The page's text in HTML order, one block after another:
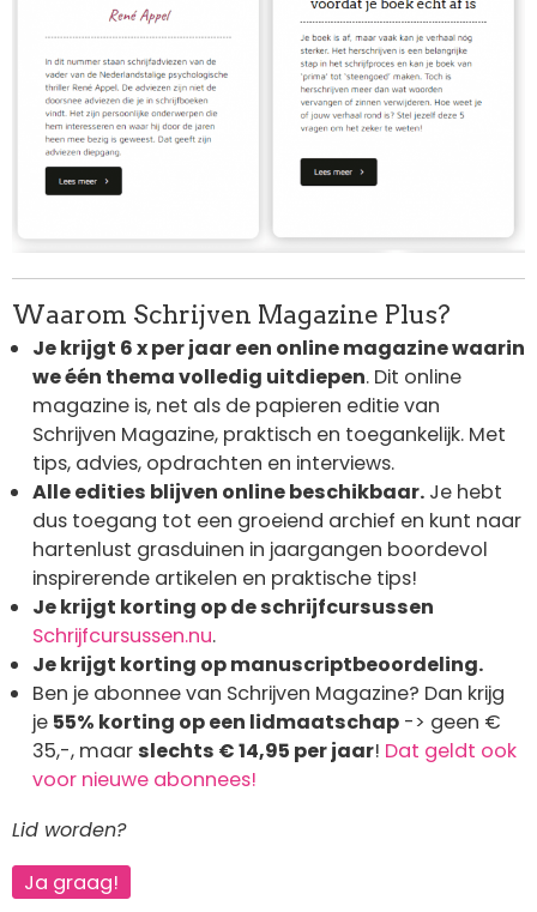
Waarom Schrijven Magazine Plus?
Je krijgt 6 x per jaar een online magazine waarin
we één thema volledig uitdiepen. Dit online
magazine is, net als de papieren editie van
Schrijven Magazine, praktisch en toegankelijk. Met
tips, advies, opdrachten en interviews.
Alle edities blijven online beschikbaar.Je hebt
dus toegang tot een groeiend archief en kunt naar
hartenlust grasduinen in jaargangen boordevol
inspirerende artikelen en praktische tips!
Je krijgt korting op de schrijfcursussen
Schrijfcursussen.nu.
Je krijgt korting op manuscriptbeoordeling.
Ben je abonnee van Schrijven Magazine? Dan krijg
je 55% korting op een lidmaatschap-> geen €
35,-, maar slechts € 14,95 per jaar! Dat geldt ook
voor nieuwe abonnees!
Lid worden?
Ja graag!